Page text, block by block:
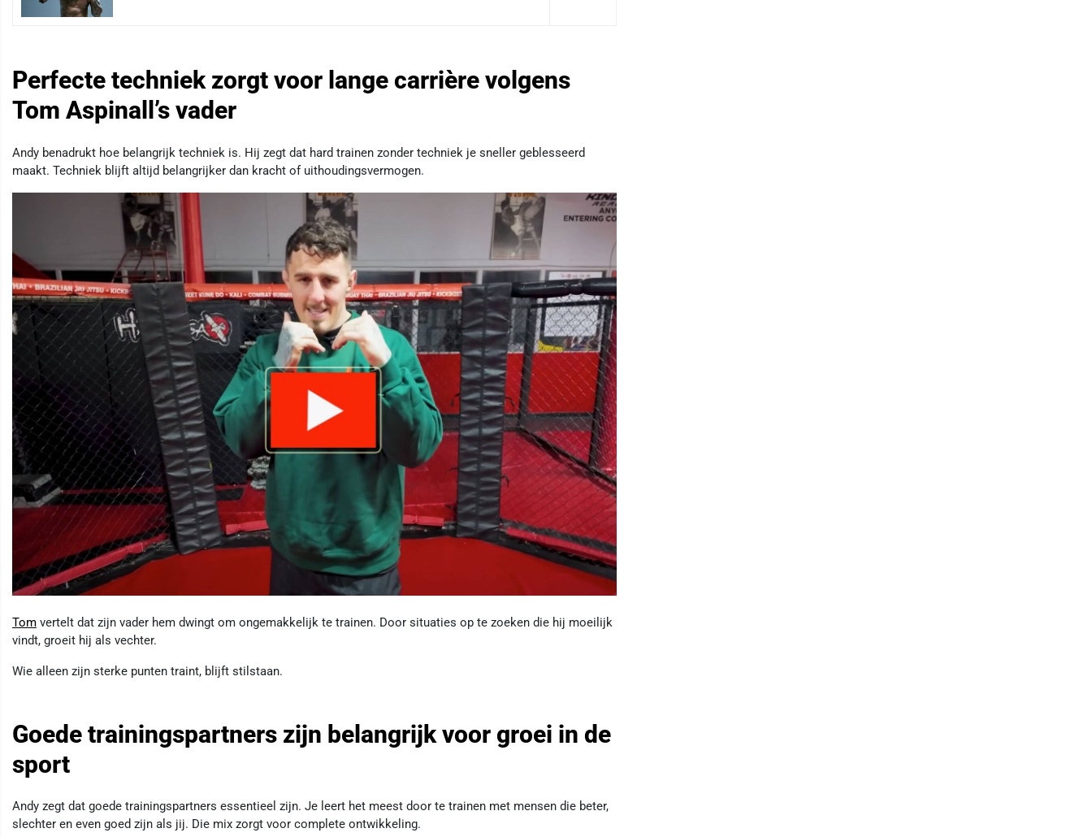
Perfecte techniek zorgt voor lange carrière volgens
Tom Aspinall’s vader
Andy benadrukt hoe belangrijk techniek is. Hij zegt dat hard trainen zonder techniek je sneller geblesseerd
maakt. Techniek blijft altijd belangrijker dan kracht of uithoudingsvermogen.
Tom vertelt dat zijn vader hem dwingt om ongemakkelijk te trainen. Door situaties op te zoeken die hij moeilijk
vindt, groeit hij als vechter.
Wie alleen zijn sterke punten traint, blijft stilstaan.
Goede trainingspartners zijn belangrijk voor groei in de
sport
Andy zegt dat goede trainingspartners essentieel zijn. Je leert het meest door te trainen met mensen die beter,
slechter en even goed zijn als jij. Die mix zorgt voor complete ontwikkeling.